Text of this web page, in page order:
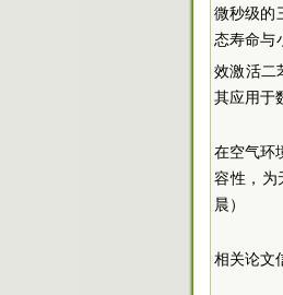
微秒级的
态寿命与
效激活二
其应用于
在空气环
容性，为
晨）
相关论文